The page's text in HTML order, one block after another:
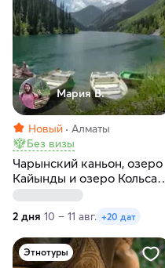
Мария В.
Новый
Алматы
Без визы
Чарынский каньон, озеро
Кайынды и озеро Кольсай
за 2 дня
2 дня 10 – 11 авг. +20 дат
Этнотуры